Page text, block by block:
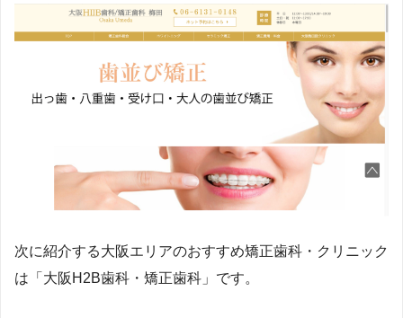
次に紹介する大阪エリアのおすすめ矯正歯科・クリニック
は 「 大阪H2B歯科・矯正歯科 」です。